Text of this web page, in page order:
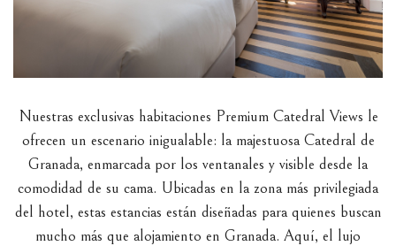
Nuestras exclusivas habitaciones Premium Catedral Views le
ofrecen un escenario inigualable: la majestuosa Catedral de
Granada, enmarcada por los ventanales y visible desde la
comodidad de su cama. Ubicadas en la zona más privilegiada
del hotel, estas estancias están diseñadas para quienes buscan
mucho más que alojamiento en Granada. Aquí, el lujo